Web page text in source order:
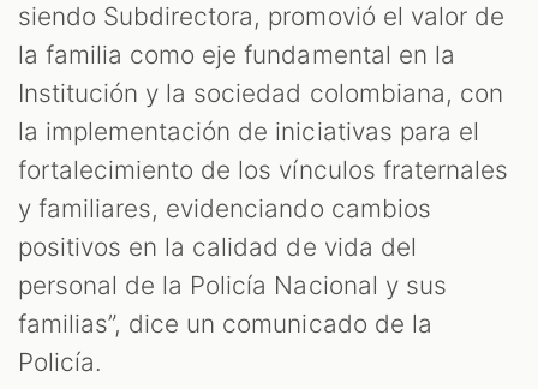
siendo Subdirectora, promovió el valor de
la familia como eje fundamental en la
Institución y la sociedad colombiana, con
la implementación de iniciativas para el
fortalecimiento de los vínculos fraternales
y familiares, evidenciando cambios
positivos en la calidad de vida del
personal de la Policía Nacional y sus
familias”, dice un comunicado de la
Policía.